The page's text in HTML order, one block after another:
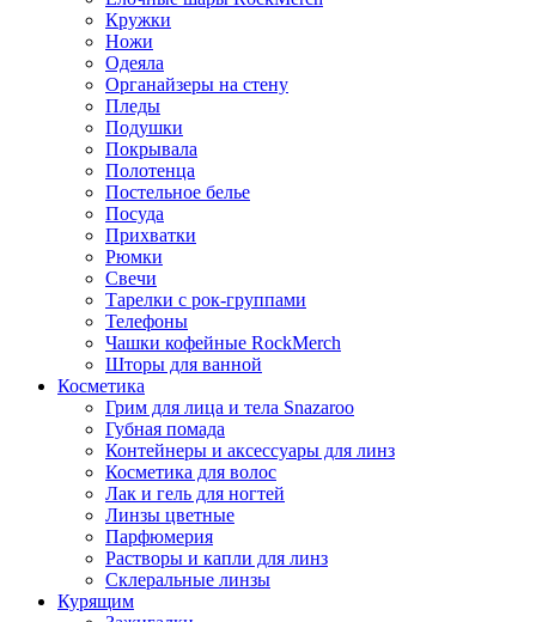
Кружки
Ножи
Одеяла
Органайзеры на стену
Пледы
Подушки
Покрывала
Полотенца
Постельное белье
Посуда
Прихватки
Рюмки
Свечи
Тарелки с рок-группами
Телефоны
Чашки кофейные RockMerch
Шторы для ванной
Косметика
Грим для лица и тела Snazaroo
Губная помада
Контейнеры и аксессуары для линз
Косметика для волос
Лак и гель для ногтей
Линзы цветные
Парфюмерия
Растворы и капли для линз
Склеральные линзы
Курящим